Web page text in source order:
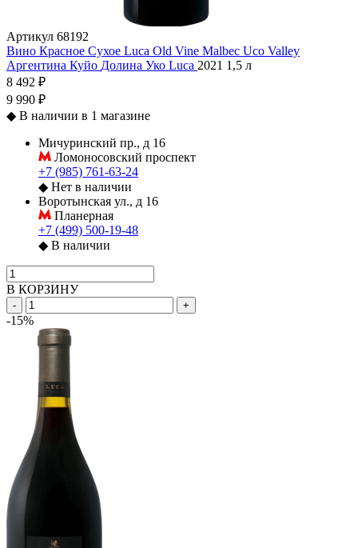
Артикул 68192
Вино Красное Сухое Luca Old Vine Malbec Uco Valley
Аргентина Куйо Долина Уко Luca 2021 1,5 л
8 492 ₽
9 990 ₽
◆ В наличии в 1 магазине
Мичуринский пр., д 16
Ломоносовский проспект
+7 (985) 761-63-24
◆ Нет в наличии
Воротынская ул., д 16
Планерная
+7 (499) 500-19-48
◆ В наличии
В КОРЗИНУ
- +
-15%